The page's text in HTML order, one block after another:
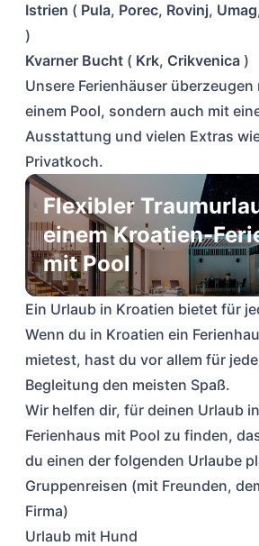
Istrien ( Pula, Porec, Rovinj, Umag
)
Kvarner Bucht ( Krk, Crikvenica )
Unsere Ferienhäuser
einem Pool, sondern auch mit
Ausstattung und vielen Extras
Privatkoch.
Flexibler
einem Kroatien-
mit Pool
Ein Urlaub in Kroatien bietet für
Wenn du in Kroatien ein
mietest, hast du vor allem für
Begleitung den meisten Spaß.
Wir helfen dir, für deinen Urlaub
Ferienhaus mit Pool zu finden,
du einen der folgenden Urlaube
Gruppenreisen (mit Freunden,
Firma)
Urlaub mit Hund